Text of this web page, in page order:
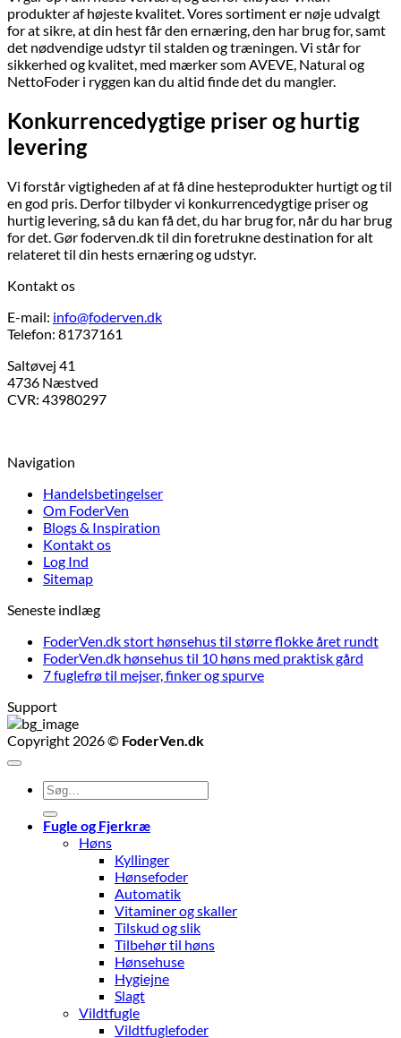
produkter af højeste kvalitet. Vores sortiment er nøje udvalgt
for at sikre, at din hest får den ernæring, den har brug for, samt
det nødvendige udstyr til stalden og træningen. Vi står for
sikkerhed og kvalitet, med mærker som AVEVE, Natural og
NettoFoder i ryggen kan du altid finde det du mangler.
Konkurrencedygtige priser og hurtig
levering
Vi forstår vigtigheden af at få dine hesteprodukter hurtigt og til
en god pris. Derfor tilbyder vi konkurrencedygtige priser og
hurtig levering, så du kan få det, du har brug for, når du har brug
for det. Gør foderven.dk til din foretrukne destination for alt
relateret til din hests ernæring og udstyr.
Kontakt os
E-mail: info@foderven.dk
Telefon: 81737161
Saltøvej 41
4736 Næstved
CVR: 43980297
Navigation
Handelsbetingelser
Om FoderVen
Blogs & Inspiration
Kontakt os
Log Ind
Sitemap
Seneste indlæg
FoderVen.dk stort hønsehus til større flokke året rundt
FoderVen.dk hønsehus til 10 høns med praktisk gård
7 fuglefrø til mejser, finker og spurve
Support
Copyright 2026 © FoderVen.dk
Søg
efter:
Fugle og Fjerkræ
Høns
Kyllinger
Hønsefoder
Automatik
Vitaminer og skaller
Tilskud og slik
Tilbehør til høns
Hønsehuse
Hygiejne
Slagt
Vildtfugle
Vildtfuglefoder